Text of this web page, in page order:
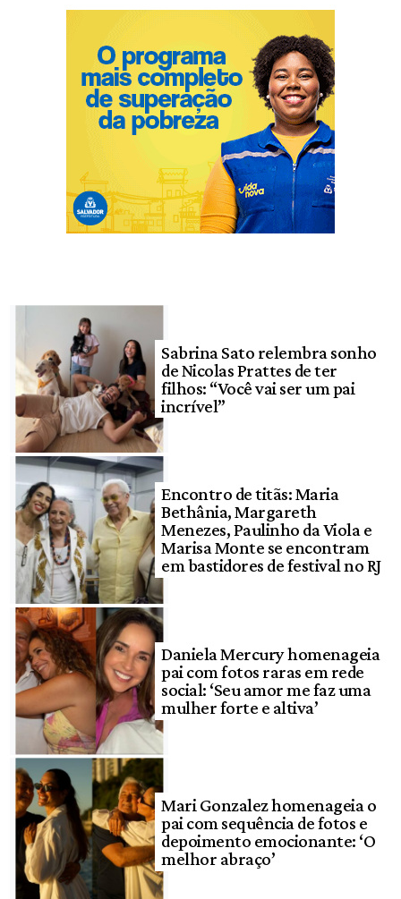
Sabrina Sato relembra sonho
de Nicolas Prattes de ter
filhos: “Você vai ser um pai
incrível”
Encontro de titãs: Maria
Bethânia, Margareth
Menezes, Paulinho da Viola e
Marisa Monte se encontram
em bastidores de festival no RJ
Daniela Mercury homenageia
pai com fotos raras em rede
social: ‘Seu amor me faz uma
mulher forte e altiva’
Mari Gonzalez homenageia o
pai com sequência de fotos e
depoimento emocionante: ‘O
melhor abraço’